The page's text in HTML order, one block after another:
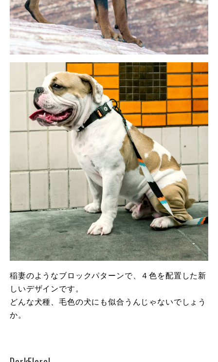
稲妻のようなブロックパターンで、４色を配置した新
しいデザインです。
どんな犬種、毛色の犬にも似合うんじゃないでしょう
か。